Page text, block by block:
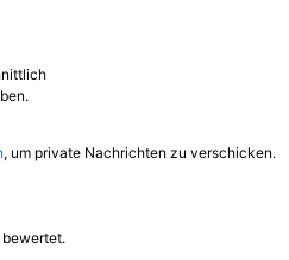
, um private Nachrichten zu verschicken.
bewertet.